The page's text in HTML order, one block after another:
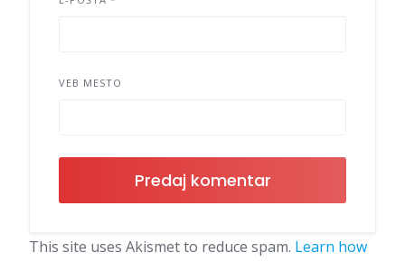
VEB MESTO
This site uses Akismet to reduce spam. Learn how